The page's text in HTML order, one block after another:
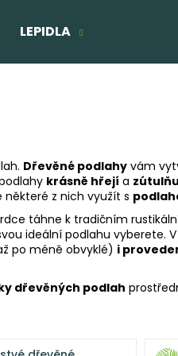
LEPIDLA VZORKY
Dřevěné podlahy vám
krásně hřejí a
některé z nich využít s
táhne k tradičním
ideální podlahu vyberete.
po méně obvyklé) i
dřevěných podlah
DŘEVĚNÁ PODLAHA
- CLICK
Kč
2 287 Kč